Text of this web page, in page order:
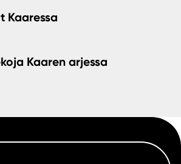
Kaaressa
Kaaren arjessa